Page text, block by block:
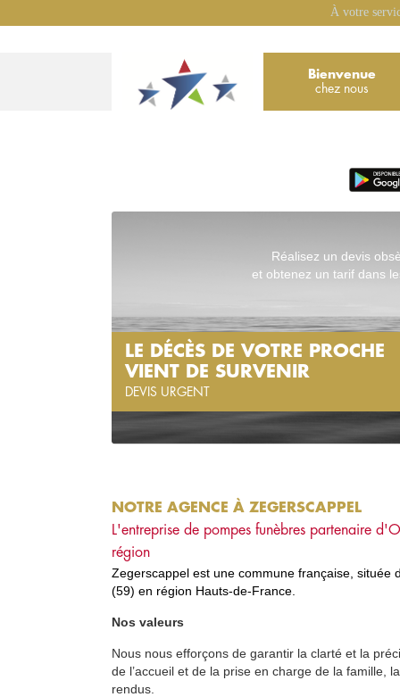
À votre
Bienvenue
chez nous
Réalisez un devis
et obtenez un tarif dans
LE DÉCÈS DE VOTRE PROCHE
VIENT DE SURVENIR
DEVIS URGENT
NOTRE AGENCE À ZEGERSCAPPEL
L'entreprise de pompes funèbres partenaire d'
région
Zegerscappel est une commune française , située
(59) en région Hauts-de-France
Nos valeurs
Nous nous efforçons de garantir la clarté et la
de l’accueil et de la prise en charge de la famille,
rendus.